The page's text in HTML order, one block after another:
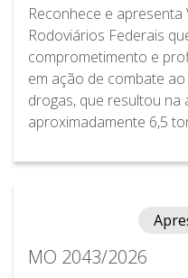
Reconhece e
Rodoviários Federais
comprometimento e
em ação de combate
drogas, que resultou na
aproximadamente 6,5
MO 2043/2026